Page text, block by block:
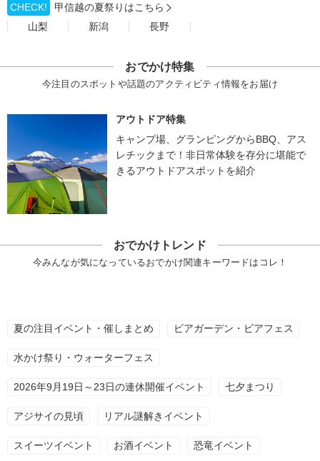
CHECK!
甲信越の夏祭りはこちら
山梨
新潟 長野
おでかけ特集
今注目のスポットや話題のアクティビティ情報をお届け
アウトドア特集
キャンプ場、グランピングからBBQ、アス
レチックまで！非日常体験を存分に堪能で
きるアウトドアスポットを紹介
おでかけトレンド
今みんなが気になっているおでかけ関連キーワードはコレ！
夏の注目イベント・催しまとめ ビアガーデン・ビアフェス
水かけ祭り・ウォーターフェス
2026年9月19日～23日の連休開催イベント 七夕まつり
アジサイの見頃 リアル謎解きイベント
スイーツイベント お酒イベント 恐竜イベント